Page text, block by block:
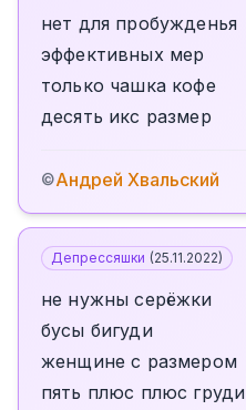
нет для пробужденья
эффективных мер
только чашка кофе
десять икс размер
©Андрей Хвальский
Депрессяшки (25.11.2022)
не нужны серёжки
бусы бигуди
женщине с размером
пять плюс плюс груди